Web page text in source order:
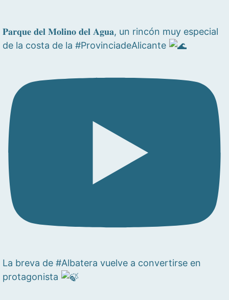
𝐏𝐚𝐫𝐪𝐮𝐞 𝐝𝐞𝐥 𝐌𝐨𝐥𝐢𝐧𝐨 𝐝𝐞𝐥 𝐀𝐠𝐮𝐚, un rincón muy especial
de la costa de la #ProvinciadeAlicante
La breva de #Albatera vuelve a convertirse en
protagonista